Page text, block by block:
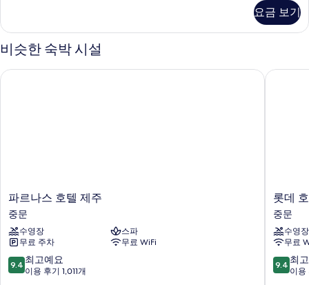
패
밀
리
트
기
사
드
패
요금 보기
비슷한 숙박 시설
파
르
나
스
호
텔
제
파르나스 호텔 제주
중문
수영장
스파
무료 주차
무료 WiFi
10
점
9.4 최고예요
이용 후기 1,011개
파르나스 호텔 제주
롯
데
호
텔
제
주
중
롯데
중문
수영장
무료
10
점
9.4 최
이용
롯데 호